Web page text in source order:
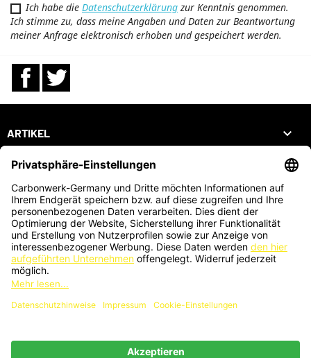
Ich habe die Datenschutzerklärung zur Kenntnis genommen.
Ich stimme zu, dass meine Angaben und Daten zur Beantwortung
meiner Anfrage elektronisch erhoben und gespeichert werden.
Facebook
ARTIKEL 
UNTERNEHMEN 
DEIN KONTO 
SHOP